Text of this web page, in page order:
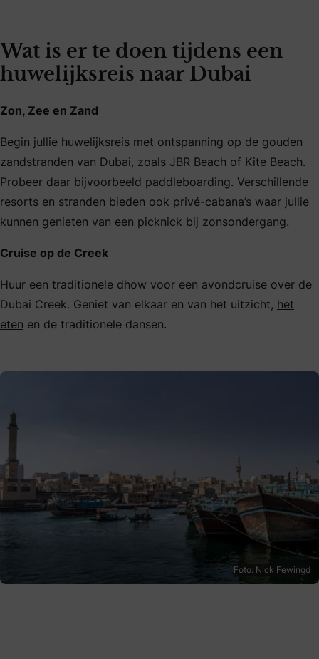
Wat is er te doen tijdens een
huwelijksreis naar Dubai
Zon, Zee en Zand
Begin jullie huwelijksreis met ontspanning op de gouden
zandstranden van Dubai, zoals JBR Beach of Kite Beach.
Probeer daar bijvoorbeeld paddleboarding. Verschillende
resorts en stranden bieden ook privé-cabana’s waar jullie
kunnen genieten van een picknick bij zonsondergang.
Cruise op de Creek
Huur een traditionele dhow voor een avondcruise over de
Dubai Creek. Geniet van elkaar en van het uitzicht, het
eten en de traditionele dansen.
Foto: Nick Fewingd